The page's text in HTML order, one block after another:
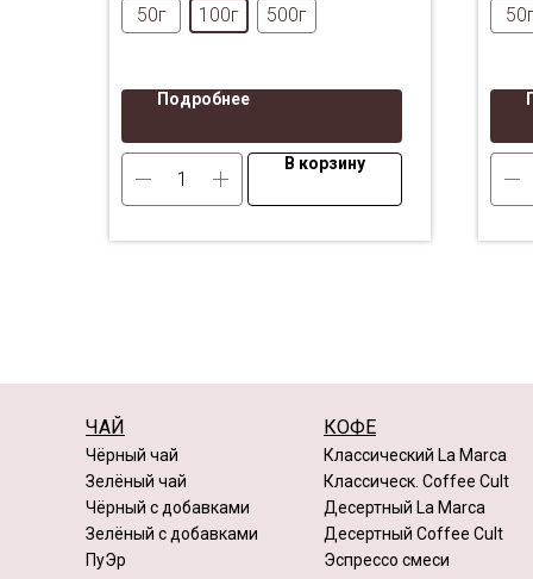
50г
100г 500г
Подробнее
В корзину
ЧАЙ
Чёрный чай
Зелёный чай
Чёрный с добавками
Классическ. Coffee Cult
Зелёный с добавками
ПуЭр
Классический La Marca
КОФЕ
Десертный Coffee Cult
Десертный La Marca
Эспрессо смеси